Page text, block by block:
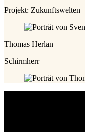
Projekt: Zukunftswelten
Thomas Herlan
Schirmherr